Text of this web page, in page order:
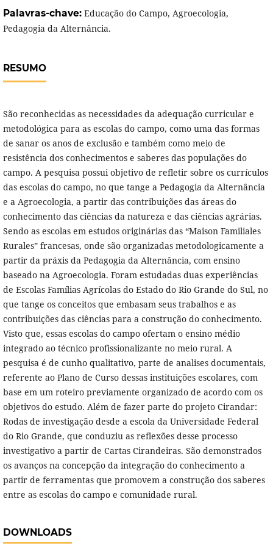
Palavras-chave: Educação do Campo, Agroecologia,
Pedagogia da Alternância.
RESUMO
São reconhecidas as necessidades da adequação curricular e
metodológica para as escolas do campo, como uma das formas
de sanar os anos de exclusão e também como meio de
resistência dos conhecimentos e saberes das populações do
campo. A pesquisa possui objetivo de refletir sobre os currículos
das escolas do campo, no que tange a Pedagogia da Alternância
e a Agroecologia, a partir das contribuições das áreas do
conhecimento das ciências da natureza e das ciências agrárias.
Sendo as escolas em estudos originárias das “Maison Familiales
Rurales” francesas, onde são organizadas metodologicamente a
partir da práxis da Pedagogia da Alternância, com ensino
baseado na Agroecologia. Foram estudadas duas experiências
de Escolas Famílias Agrícolas do Estado do Rio Grande do Sul, no
que tange os conceitos que embasam seus trabalhos e as
contribuições das ciências para a construção do conhecimento.
Visto que, essas escolas do campo ofertam o ensino médio
integrado ao técnico profissionalizante no meio rural. A
pesquisa é de cunho qualitativo, parte de analises documentais,
referente ao Plano de Curso dessas instituições escolares, com
base em um roteiro previamente organizado de acordo com os
objetivos do estudo. Além de fazer parte do projeto Cirandar:
Rodas de investigação desde a escola da Universidade Federal
do Rio Grande, que conduziu as reflexões desse processo
investigativo a partir de Cartas Cirandeiras. São demonstrados
os avanços na concepção da integração do conhecimento a
partir de ferramentas que promovem a construção dos saberes
entre as escolas do campo e comunidade rural.
DOWNLOADS